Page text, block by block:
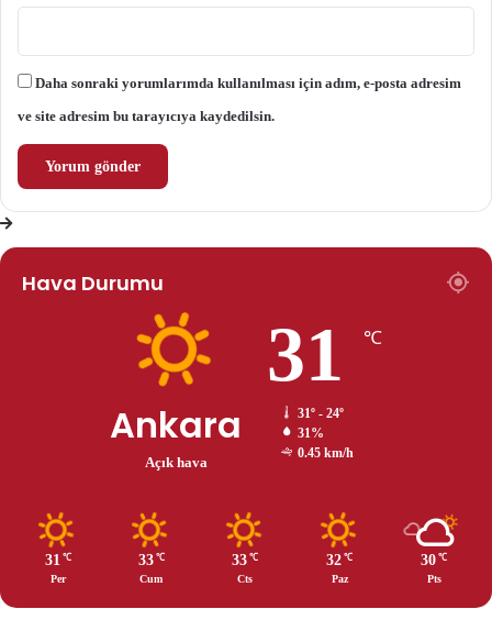
Daha sonraki yorumlarımda kullanılması için adım, e-posta adresim
ve site adresim bu tarayıcıya kaydedilsin.
Hava Durumu
Ankara
Açık hava
31 ℃
31º - 24º
31%
0.45 km/h
31 ℃
Per
33 ℃
Cum
33 ℃
Cts
32 ℃
Paz
30 ℃
Pts